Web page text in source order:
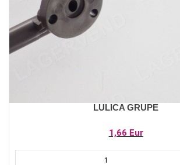
LULICA GRUPE
1,66 Eur